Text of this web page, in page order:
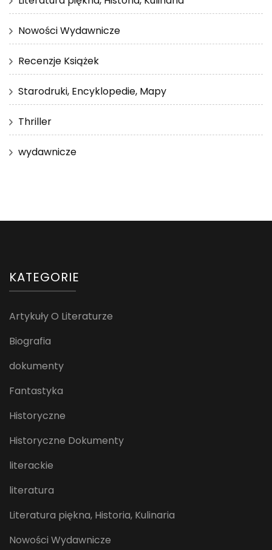
Nowości Wydawnicze
Recenzje Książek
Starodruki, Encyklopedie, Mapy
Thriller
wydawnicze
KATEGORIE
Artykuły O Literaturze
Biografia
dokumenty
Fantastyka
Historyczne
Historyczne Dokumenty
literackie
literatura
Literatura piękna, Historia, Kulinaria
Nowości Wydawnicze